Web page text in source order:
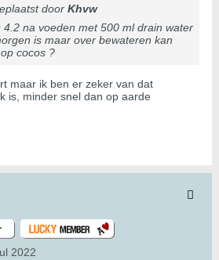
door Khvw
4.2 na voeden met 500 ml drain water
is maar over bewateren kan
cocos ?
maar ik ben er zeker van dat
is, minder snel dan op aarde
2022